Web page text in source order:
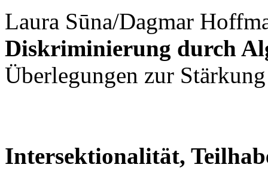
Laura Sūna/Dagmar
Diskriminierung durch
Überlegungen zur
Intersektionalität,